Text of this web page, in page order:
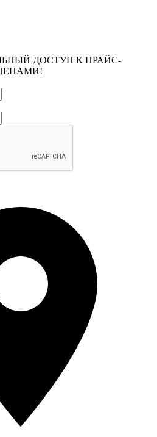
ДОСТУП К ПРАЙС-